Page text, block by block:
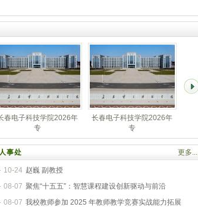
第二届教育改革与思想政 免修申请单
人事处 更多...
10-24 赵巍 副教授
08-07 聚焦“十五五”：智慧课程建设创新驱动与前沿
08-07 我校教师参加 2025 年教师教学竞赛实战能力拓展